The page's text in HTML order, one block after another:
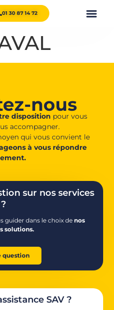
01 30 87 14 72
nous
disposition pour vous
accompagner.
qui vous convient le
à vous répondre
sur nos services
?
guider dans le choix de nos
solutions.
question
SAV ?